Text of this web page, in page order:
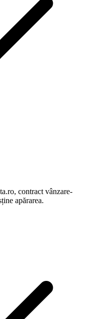
contract vânzare-
apărarea.